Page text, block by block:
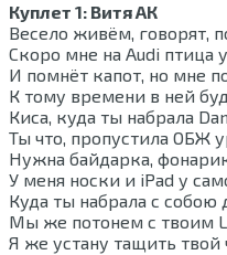
Куплет 1: Витя АК
Весело живём, говорят,
Скоро мне на Audi птица
И помнёт капот, но мне
К тому времени в ней
Киса, куда ты набрала
Ты что, пропустила ОБЖ
Нужна байдарка,
У меня носки и iPad у
Куда ты набрала с собою
Мы же потонем с твоим
Я же устану тащить твой